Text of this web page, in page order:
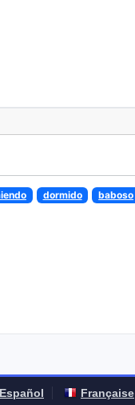
dormido baboso
Español Française